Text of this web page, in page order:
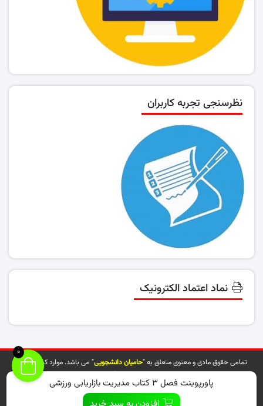
نظرسنجی تجربه کاربران
نماد اعتماد الکترونیک
تمامی حقوق مادی و معنوی متعلق به "حامیان دانشجویی" می باشد. موارد کپی شده از
0
پاورپوینت فصل ۳ کتاب مدیریت بازاریابی ورزشی